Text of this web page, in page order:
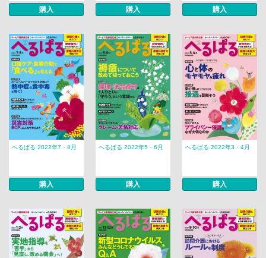
購入 購入 購入
へるぱる 2022年7・8月
購入
へるぱる 2022年5・6月
購入
へるぱる 2022年3・4月
購入